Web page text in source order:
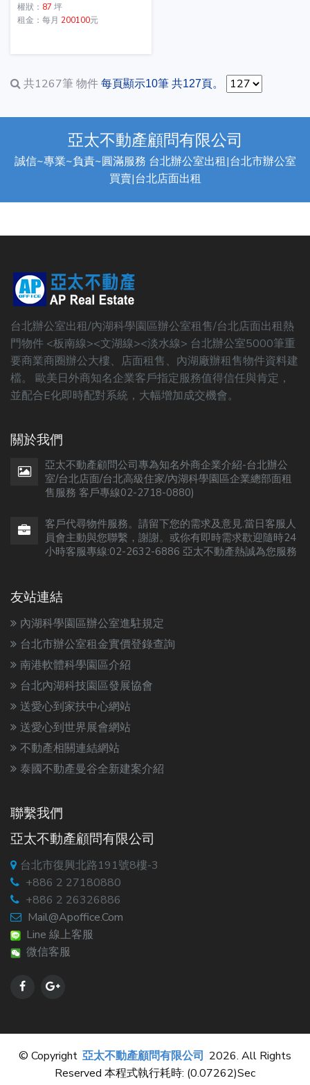
權狀： 87 坪
租金：每月 200100元
共1267筆 物件 每頁顯示10筆 共127頁。
亞太不動產顧問有限公司
誠信~專業~負責~圓滿服務 台北辦公室出租|台北市辦公室
買賣|台北店面出租
台北辦公室出租/內湖科學園區辦公室租售/台北店面出租熱
門物件 <板南線><文湖線><淡水線> 台北辦公室5000筆重
要商業商圈辦公大樓、店面租售、內湖廠辦租售物件資料建
檔。 歐美日外商知名企業客戶指定服務值得信任與肯定，
並配合E化即時配對系統，大幅增加成交機會。
關於我們
亞太不動產顧問公司專為知名外商企業介紹-台北辦公
室/台北店面/台北高級住家/內湖科學園區企業總部面租
售服務 客戶專線02-2718-0880)
客戶代尋物件服務。請留下您的需求及意見.當日客服人
員會主動與您聯繫，謝謝。或你有即時需求歡迎隨時24
小時客服專線:02-2632-6886 亞太不動產熱誠為您服務
友站連結
內湖科學園區辦公室進駐規定
台北市辦公室租金實價登錄查詢
南港軟體科學園區介紹
台北內湖科技園區發展協會
送愛心到家扶中心網站
送愛心到世界展會網站
不動產相關連結網站
泰國不動產曼谷全新建案介紹
聯繫我們
亞太不動產顧問有限公司
台北市復興北路191號8樓-3
+886 2 27180880
+886 2 26326886
Mail@apoffice.com
Line 線上客服
微信客服
© Copyright 亞太不動產顧問有限公司 2026. All Rights
Reserved 本程式執行耗時: (0.07262)sec